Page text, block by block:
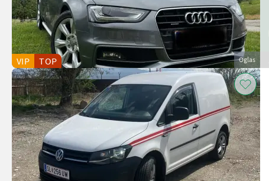
Oglas
VIP TOP